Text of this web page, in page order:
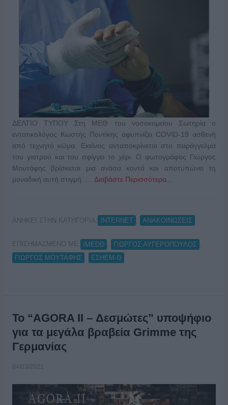
ΔΕΛΤΙΟ ΤΥΠΟΥ Στη ΜΕΘ του νοσοκομείου Σωτηρία ο
εντατικολόγoς Κωστής Ποντίκης αφυπνίζει COVID-19 ασθενή
από τεχνητό κώμα. Εκείνος ανταποκρίνεται στο παράγγελμα
του γιατρού και του σφίγγει το χέρι. Ο φωτογράφος Γιώργος
Μουτάφης βρίσκεται μια ανάσα κοντά και αποτυπώνει τη
μοναδική αυτή στιγμή. … Διαβάστε Περισσότερα...
ΑΝΗΚΕΙ ΣΤΗΝ ΚΑΤΗΓΟΡΙΑ: INTERNET ΑΝΑΚΟΙΝΩΣΕΙΣ
ΕΠΙΣΗΜΑΣΜΕΝΟ ΜΕ: IMEDD ΓΙΩΡΓΟΣ ΑΥΓΕΡΟΠΟΥΛΟΣ
ΓΙΩΡΓΟΣ ΜΟΥΤΑΦΗΣ
ΕΣΗΕΜ-Θ
Το “AGORA II – Δεσμώτες” υποψήφιο
για τα μεγάλα βραβεία Grimme της
Γερμανίας
04/03/2021